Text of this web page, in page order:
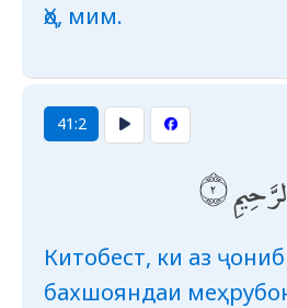
Ҳо, мим.
41:2
Китобест, ки аз
бахшояндаи